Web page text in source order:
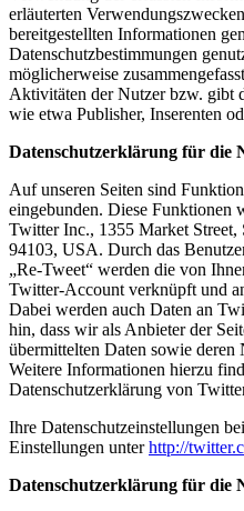
erläuterten
bereitgestellten Informationen
Datenschutzbestimmungen
möglicherweise
Aktivitäten der Nutzer bzw. gibt
wie etwa Publisher, Inserenten
Datenschutzerklärung für die
Auf unseren Seiten sind
eingebunden. Diese Funktionen
Twitter Inc., 1355 Market Street,
94103, USA. Durch das
„Re-Tweet“ werden die von
Twitter-Account verknüpft und
Dabei werden auch Daten an
hin, dass wir als Anbieter der
übermittelten Daten sowie
Weitere Informationen hierzu
Datenschutzerklärung von
Ihre Datenschutzeinstellungen
Einstellungen unterhttp://
Datenschutzerklärung für die